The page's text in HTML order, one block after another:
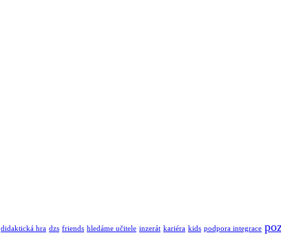
didaktická hra dzs friends hledáme učitele inzerát kariéra kids podpora integrace